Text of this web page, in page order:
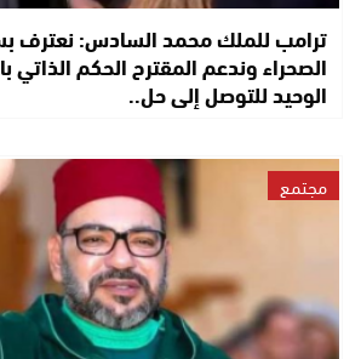
ترامب للملك محمد السادس: نعترف
الصحراء وندعم المقترح الحكم الذاتي
الوحيد للتوصل إلى حل..
مجتمع